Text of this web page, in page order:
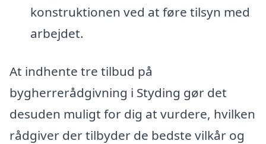
konstruktionen ved at føre tilsyn med
arbejdet.
At indhente tre tilbud på
bygherrerådgivning i Styding gør det
desuden muligt for dig at vurdere, hvilken
rådgiver der tilbyder de bedste vilkår og